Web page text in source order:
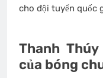
cho đội tuyển quốc
Thanh
của bóng